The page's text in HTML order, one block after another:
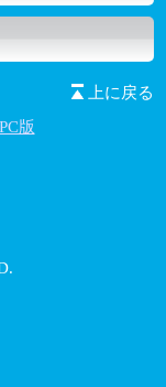
上に戻る
PC版